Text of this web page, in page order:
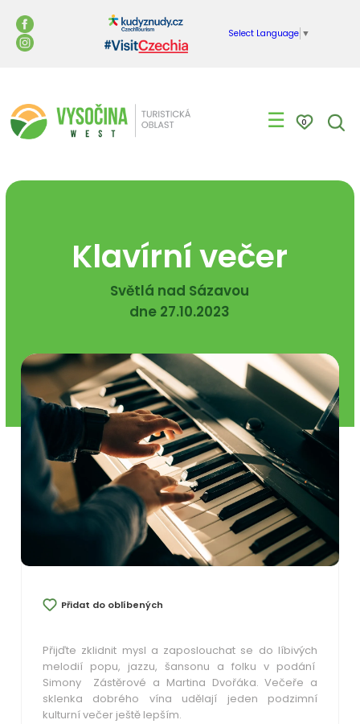
Select Language ▼
☰ 0
Klavírní večer
Světlá nad Sázavou
dne 27.10.2023
Přidat do oblíbených
Přijďte zklidnit mysl a zaposlouchat se do líbivých
melodií popu, jazzu, šansonu a folku v podání
Simony Zástěrové a Martina Dvořáka. Večeře a
sklenka dobrého vína udělají jeden podzimní
kulturní večer ještě lepším.